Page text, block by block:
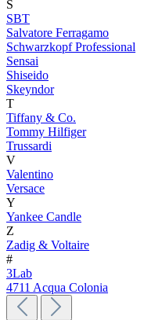
S
SBT
Salvatore Ferragamo
Schwarzkopf Professional
Sensai
Shiseido
Skeyndor
T
Tiffany & Co.
Tommy Hilfiger
Trussardi
V
Valentino
Versace
Y
Yankee Candle
Z
Zadig & Voltaire
#
3Lab
4711 Acqua Colonia